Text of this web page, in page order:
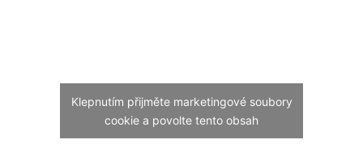
Klepnutím přijměte marketingové soubory
cookie a povolte tento obsah